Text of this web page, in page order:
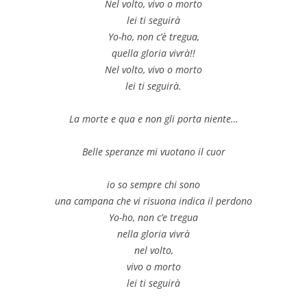
Nel volto, vivo o morto
lei ti seguirà
Yo-ho, non c’è tregua,
quella gloria vivrà!!
Nel volto, vivo o morto
lei ti seguirà.
La morte e qua e non gli porta niente…
Belle speranze mi vuotano il cuor
io so sempre chi sono
una campana che vi risuona indica il perdono
Yo-ho, non c’e tregua
nella gloria vivrà
nel volto,
vivo o morto
lei ti seguirà